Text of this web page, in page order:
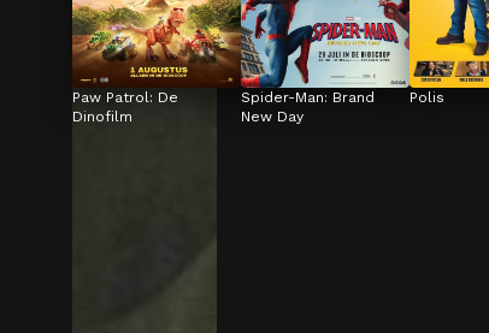
Paw Patrol: De
Dinofilm
Spider-Man: Brand
New Day
Polis